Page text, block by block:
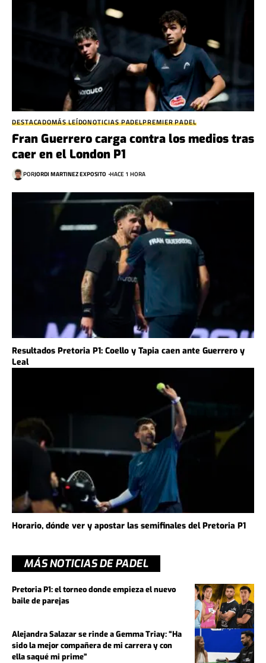
DESTACADOMÁS LEÍDONOTICIAS PADELPREMIER PADEL
Fran Guerrero carga contra los medios tras
caer en el London P1
PORJORDI MARTINEZ EXPOSITO HACE 1 HORA
Resultados Pretoria P1: Coello y Tapia caen ante Guerrero y
Leal
Horario, dónde ver y apostar las semifinales del Pretoria P1
MÁS NOTICIAS DE PADEL
Pretoria P1: el torneo donde empieza el nuevo
baile de parejas
Alejandra Salazar se rinde a Gemma Triay: “Ha
sido la mejor compañera de mi carrera y con
ella saqué mi prime”